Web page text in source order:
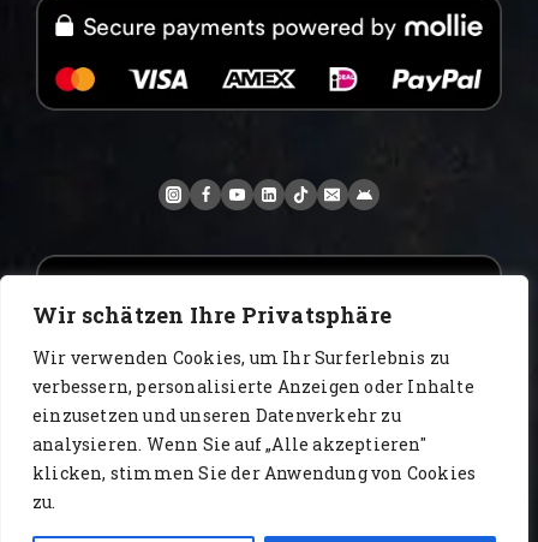
Wir schätzen Ihre Privatsphäre
Wir verwenden Cookies, um Ihr Surferlebnis zu
verbessern, personalisierte Anzeigen oder Inhalte
einzusetzen und unseren Datenverkehr zu
analysieren. Wenn Sie auf „Alle akzeptieren"
klicken, stimmen Sie der Anwendung von Cookies
zu.
www.AlbertoIT.com 2026 FoxKaffee Kaffeerösterei